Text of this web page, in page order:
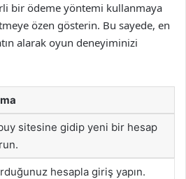
bir ödeme yöntemi kullanmaya
özen gösterin. Bu sayede, en
alarak oyun deneyiminizi
sitesine gidip yeni bir hesap
hesapla giriş yapın.